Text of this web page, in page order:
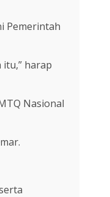
Pemerintah
harap
Nasional